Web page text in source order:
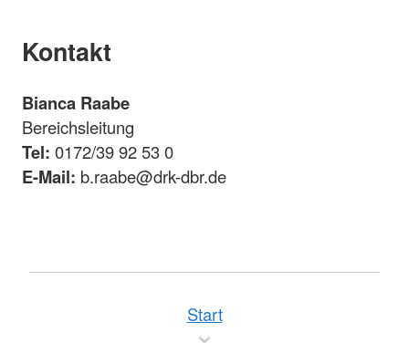
Kontakt
Bianca Raabe
Bereichsleitung
Tel: 0172/39 92 53 0
E-Mail: b.raabe@drk-dbr.de
Start